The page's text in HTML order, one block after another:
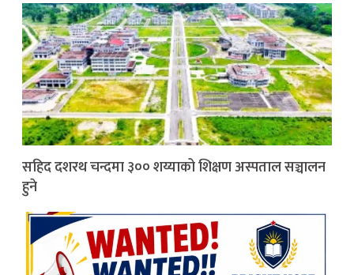
सहिद दशरथ चन्दमा ३०० शय्याको शिक्षण अस्पताल सञ्चालन
हुने